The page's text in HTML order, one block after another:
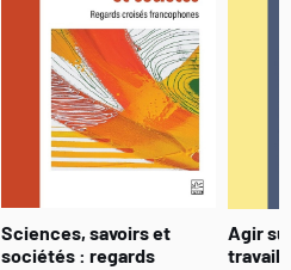
Sciences, savoirs et
sociétés : regards
Agir
travail